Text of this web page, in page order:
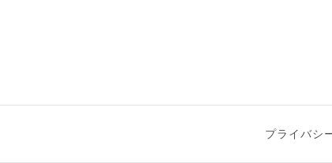
プライバシ